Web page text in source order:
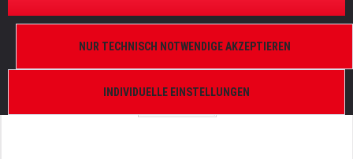
INDIVIDUELLE EINSTELLUNGEN
NUR TECHNISCH NOTWENDIGE AKZEPTIEREN